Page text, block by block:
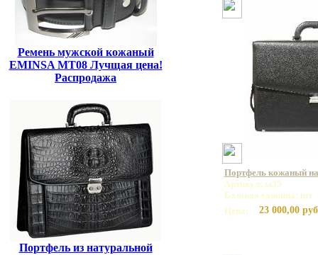
Ремень мужской кожаный
EMINSA MT08 Лучщая цена!
Распродажа
Портфель из натуральной
Портфель кожаный на
Артикул: ss35
Базовая единица: шт
Цена:
23 000,00